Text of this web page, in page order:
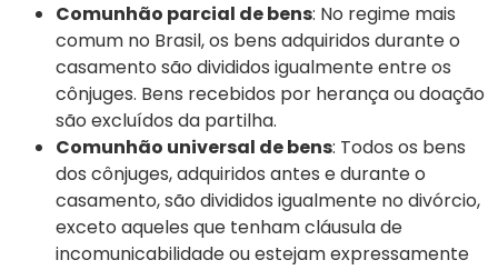
Comunhão parcial de bens: No regime mais
comum no Brasil, os bens adquiridos durante o
casamento são divididos igualmente entre os
cônjuges. Bens recebidos por herança ou doação
são excluídos da partilha.
Comunhão universal de bens: Todos os bens
dos cônjuges, adquiridos antes e durante o
casamento, são divididos igualmente no divórcio,
exceto aqueles que tenham cláusula de
incomunicabilidade ou estejam expressamente